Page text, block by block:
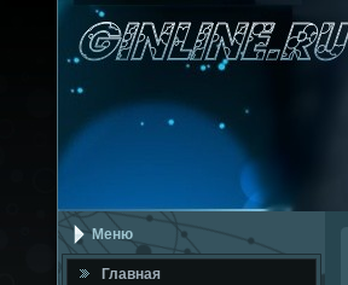
Меню
Главная